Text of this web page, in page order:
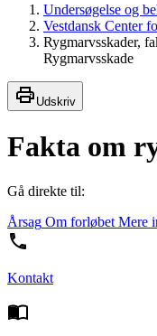
Undersøgelse og
Vestdansk Center
Rygmarvsskader,
Rygmarvsskade
Udskriv
Fakta om
Gå direkte til:
Årsag Om forløbet Mere
Kontakt